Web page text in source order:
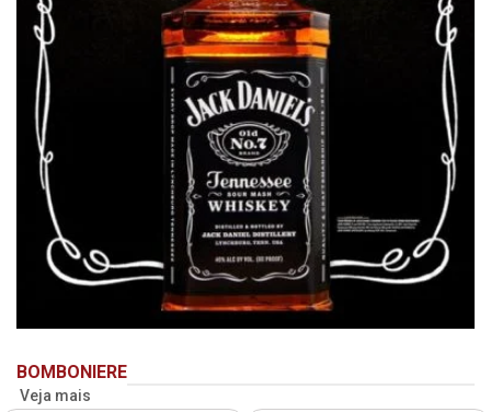
BOMBONIERE
Veja mais